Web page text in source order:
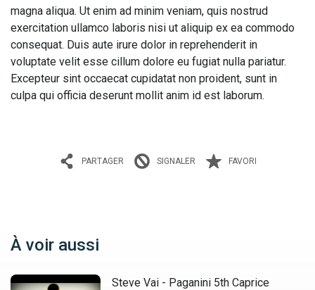
magna aliqua. Ut enim ad minim veniam, quis nostrud
exercitation ullamco laboris nisi ut aliquip ex ea commodo
consequat. Duis aute irure dolor in reprehenderit in
voluptate velit esse cillum dolore eu fugiat nulla pariatur.
Excepteur sint occaecat cupidatat non proident, sunt in
culpa qui officia deserunt mollit anim id est laborum.
PARTAGER SIGNALER FAVORI
À voir aussi
Steve Vai - Paganini 5th Caprice